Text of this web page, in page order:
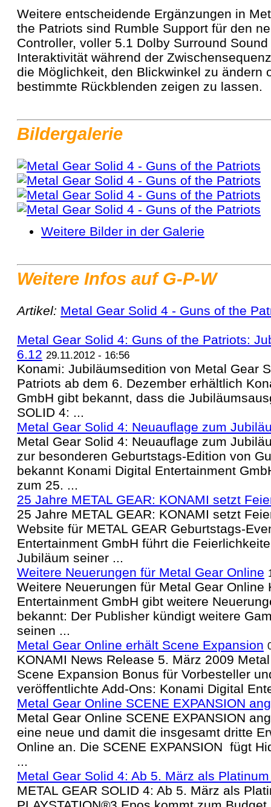
Weitere entscheidende Ergänzungen in
the Patriots sind Rumble Support für den
Controller, voller 5.1 Dolby Surround
Interaktivität während der
die Möglichkeit, den Blickwinkel zu ändern
bestimmte Rückblenden zeigen zu lassen.
Bildergalerie
Weitere Bilder in der Galerie
Weitere Infos auf G-P-W
Artikel: Metal Gear Solid 4 - Guns of the
Metal Gear Solid 4: Guns of the Patriots:
6.12 29.11.2012 - 16:56
Konami: Jubiläumsedition von Metal Gear
Patriots ab dem 6. Dezember erhältlich
GmbH gibt bekannt, dass die
SOLID 4: ...
Metal Gear Solid 4: Neuauflage zum
Metal Gear Solid 4: Neuauflage zum
zur besonderen Geburtstags-Edition von
bekannt Konami Digital Entertainment
zum 25. ...
25 Jahre METAL GEAR: KONAMI setzt
25 Jahre METAL GEAR: KONAMI setzt
Website für METAL GEAR Geburtstags-
Entertainment GmbH führt die
Jubiläum seiner ...
Weitere Neuerungen für Metal Gear Online
Weitere Neuerungen für Metal Gear Online
Entertainment GmbH gibt weitere
bekannt: Der Publisher kündigt weitere
seinen ...
Metal Gear Online erhält Scene Expansion
KONAMI News Release 5. März 2009
Scene Expansion Bonus für Vorbesteller
veröffentlichte Add-Ons: Konami Digital
Metal Gear Online SCENE EXPANSION
Metal Gear Online SCENE EXPANSION
eine neue und damit die insgesamt dritte
Online an. Die SCENE EXPANSION fügt
...
Metal Gear Solid 4: Ab 5. März als
METAL GEAR SOLID 4: Ab 5. März als